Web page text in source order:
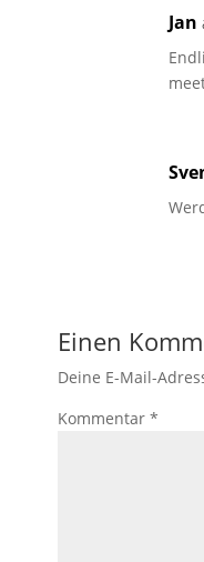
Jan
Einen
Deine E-Mail-
Kommentar *